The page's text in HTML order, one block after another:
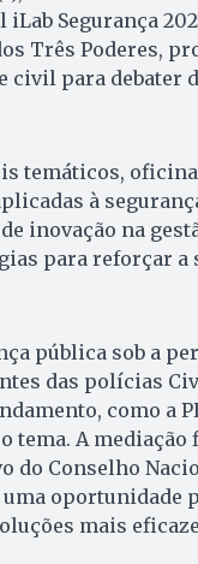
Segurança
Três Poderes,
civil para debater
temáticos,
à
inovação na
para reforçar a
pública sob a
das polícias
como a
tema. A
do Conselho
uma oportunidade
mais